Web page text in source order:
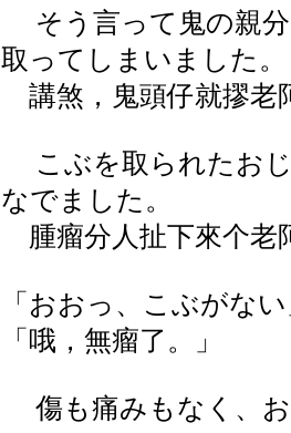
そう言って鬼の親
取ってしまいました。
講煞，鬼頭仔就摎老
こぶを取られたお
なでました。
腫瘤分人扯下來个老
「おおっ、こぶがな
「哦，無瘤了。」
傷も痛みもなく、